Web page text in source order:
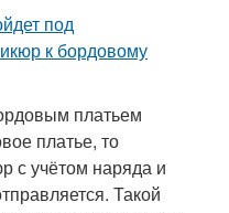
платьем
платье, то
с учётом наряда и
Такой